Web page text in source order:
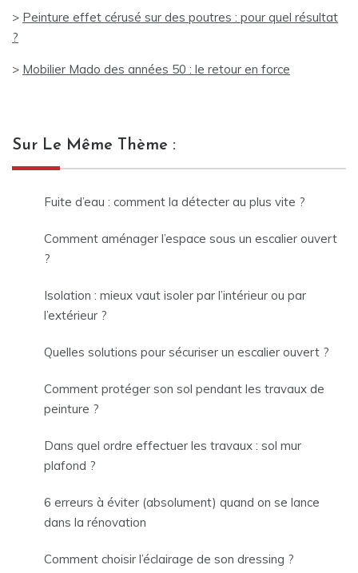
> Peinture effet cérusé sur des poutres : pour quel résultat
?
> Mobilier Mado des années 50 : le retour en force
Sur Le Même Thème :
Fuite d’eau : comment la détecter au plus vite ?
Comment aménager l’espace sous un escalier ouvert
?
Isolation : mieux vaut isoler par l’intérieur ou par
l’extérieur ?
Quelles solutions pour sécuriser un escalier ouvert ?
Comment protéger son sol pendant les travaux de
peinture ?
Dans quel ordre effectuer les travaux : sol mur
plafond ?
6 erreurs à éviter (absolument) quand on se lance
dans la rénovation
Comment choisir l’éclairage de son dressing ?